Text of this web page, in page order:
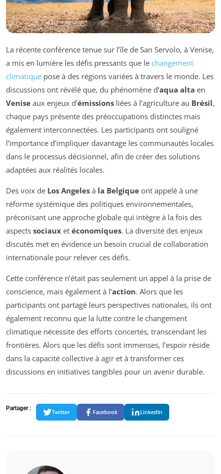
La récente conférence tenue sur l’île de San Servolo, à Venise,
a mis en lumière les défis pressants que le changement
climatique pose à des régions variées à travers le monde. Les
discussions ont révélé que, du phénomène d’aqua alta en
Venise aux enjeux d’émissions liées à l’agriculture au Brésil,
chaque pays présente des préoccupations distinctes mais
également interconnectées. Les participants ont souligné
l’importance d’impliquer davantage les communautés locales
dans le processus décisionnel, afin de créer des solutions
adaptées aux réalités locales.
Des voix de Los Angeles à la Belgique ont appelé à une
réforme systémique des politiques environnementales,
préconisant une approche globale qui intègre à la fois des
aspects sociaux et économiques. La diversité des enjeux
discutés met en évidence un besoin crucial de collaboration
internationale pour relever ces défis.
Cette conférence n’était pas seulement un appel à la prise de
conscience, mais également à l’action. Alors que les
participants ont partagé leurs perspectives nationales, ils ont
également reconnu que la lutte contre le changement
climatique nécessite des efforts concertés, transcendant les
frontières. Alors que les défis sont immenses, l’espoir réside
dans la capacité collective à agir et à transformer ces
discussions en initiatives tangibles pour un avenir durable.
Partager :
Twitter Facebook LinkedIn